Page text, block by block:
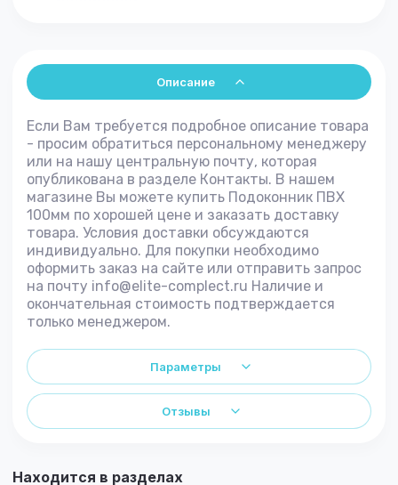
Описание
Если Вам требуется подробное описание товара
- просим обратиться персональному менеджеру
или на нашу центральную почту, которая
опубликована в разделе Контакты. В нашем
магазине Вы можете купить Подоконник ПВХ
100мм по хорошей цене и заказать доставку
товара. Условия доставки обсуждаются
индивидуально. Для покупки необходимо
оформить заказ на сайте или отправить запрос
на почту info@elite-complect.ru Наличие и
окончательная стоимость подтверждается
только менеджером.
Параметры
Отзывы
Находится в разделах